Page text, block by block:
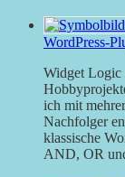
WordPress-
Widget Logic
ich mit
Nachfolger
klassische
AND, OR